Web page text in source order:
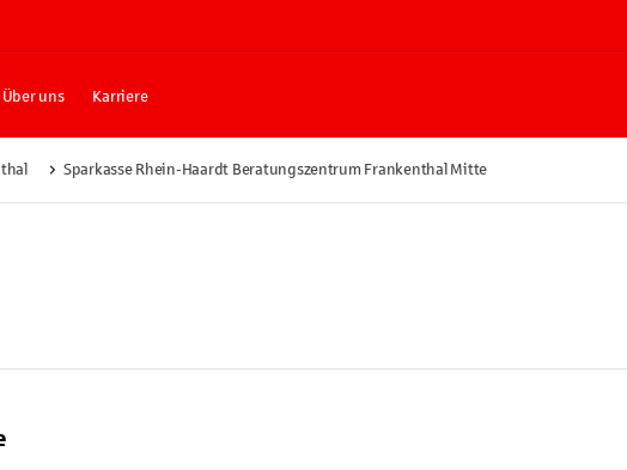
Über uns Karriere
Sparkasse Rhein-Haardt Beratungszentrum Frankenthal Mitte